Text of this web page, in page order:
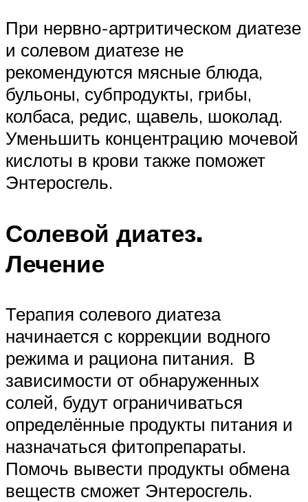
При нервно-артритическом диатезе
и солевом диатезе не
рекомендуются мясные блюда,
бульоны, субпродукты, грибы,
колбаса, редис, щавель, шоколад.
Уменьшить концентрацию мочевой
кислоты в крови также поможет
Энтеросгель.
Солевой диатез.
Лечение
Терапия солевого диатеза
начинается с коррекции водного
режима и рациона питания. В
зависимости от обнаруженных
солей, будут ограничиваться
определённые продукты питания и
назначаться фитопрепараты.
Помочь вывести продукты обмена
веществ сможет Энтеросгель.